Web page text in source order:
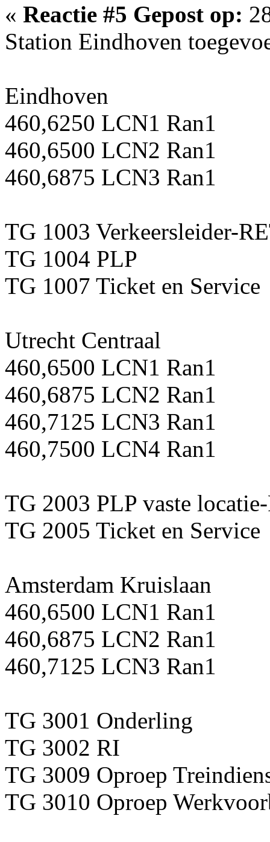
« Reactie #5 Gepost op:
Station Eindhoven
Eindhoven
460,6250 LCN1 Ran1
460,6500 LCN2 Ran1
460,6875 LCN3 Ran1
TG 1003 Verkeersleider-
TG 1004 PLP
TG 1007 Ticket en Service
Utrecht Centraal
460,6500 LCN1 Ran1
460,6875 LCN2 Ran1
460,7125 LCN3 Ran1
460,7500 LCN4 Ran1
TG 2003 PLP vaste
TG 2005 Ticket en Service
Amsterdam Kruislaan
460,6500 LCN1 Ran1
460,6875 LCN2 Ran1
460,7125 LCN3 Ran1
TG 3001 Onderling
TG 3002 RI
TG 3009 Oproep
TG 3010 Oproep